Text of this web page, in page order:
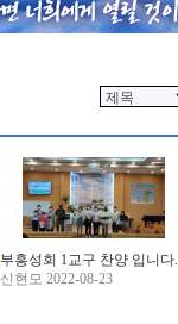
부흥성회 1교구 찬양 입니다.
신현모 2022-08-23